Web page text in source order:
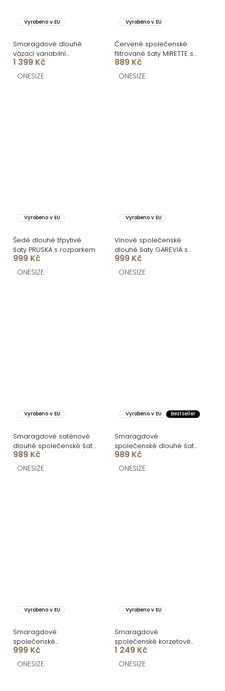
Vyrobeno v EU
Smaragdové dlouhé
vázací variabilní
společenské šaty
CUPAUCA
1 399 Kč
ONESIZE
Vyrobeno v EU
Červené společenské
flitrované šaty MIRETTE s
drapováním
889 Kč
ONESIZE
Vyrobeno v EU
Šedé dlouhé třpytivé
šaty PRUSKA s rozparkem
999 Kč
ONESIZE
Vyrobeno v EU
Vínové společenské
dlouhé šaty GAREVIA s
rozparkem
999 Kč
ONESIZE
Vyrobeno v EU
Smaragdové saténové
dlouhé společenské šaty
CELESTIA s vlečkou
989 Kč
ONESIZE
Vyrobeno v EU Bestseller
Smaragdové
společenské dlouhé šaty
BELUNA
989 Kč
ONESIZE
Vyrobeno v EU
Smaragdové
společenské
asymetrické šaty
GAREVIA s rozparkem
999 Kč
ONESIZE
Vyrobeno v EU
Smaragdové
společenské korzetové
šaty ZONTIRE
1 249 Kč
ONESIZE